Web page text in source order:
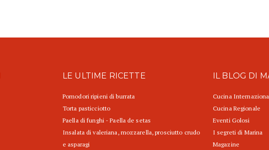
LE ULTIME RICETTE
Pomodori ripieni di burrata
Torta pasticciotto
Paella di funghi - Paella de setas
Insalata di valeriana, mozzarella, prosciutto crudo
e asparagi
IL BLOG DI
Cucina
Cucina Regionale
Eventi Golosi
I segreti di Marina
Magazine